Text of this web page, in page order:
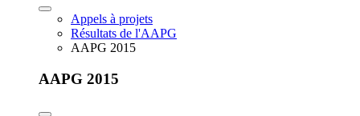
Appels à projets
Résultats de l'AAPG
AAPG 2015
AAPG 2015